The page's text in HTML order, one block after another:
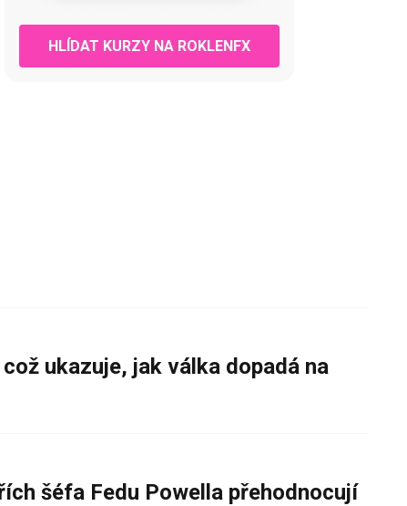
HLÍDAT KURZY NA ROKLENFX
ukazuje, jak válka dopadá na
šéfa Fedu Powella přehodnocují